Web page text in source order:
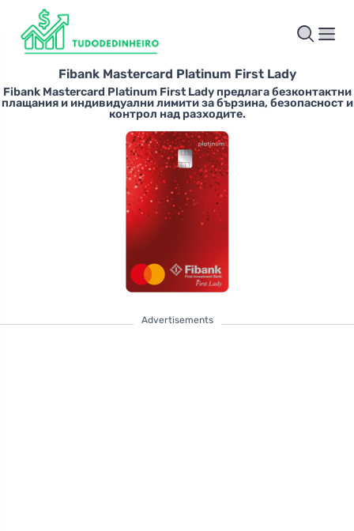
Fibank Mastercard Platinum First Lady
Fibank Mastercard Platinum First Lady предлага безконтактни
плащания и индивидуални лимити за бързина, безопасност и
контрол над разходите.
Advertisements